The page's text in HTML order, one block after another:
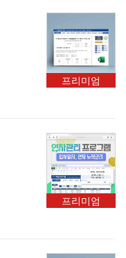
프리미엄
프리미엄